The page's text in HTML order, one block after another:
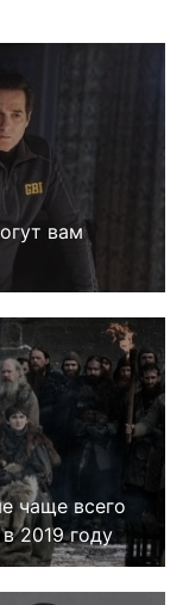
вам
чаще всего
2019 году